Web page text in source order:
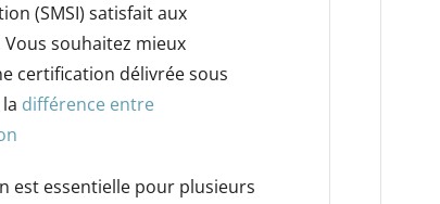
(SMSI) satisfait aux
souhaitez mieux
certification délivrée sous
différence entre
est essentielle pour plusieurs